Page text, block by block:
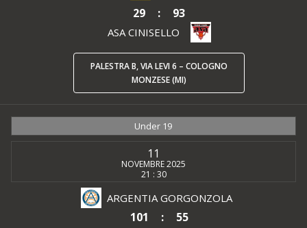
29 : 93
ASA CINISELLO
PALESTRA B, VIA LEVI 6 – COLOGNO
MONZESE (MI)
Under 19
11
NOVEMBRE 2025
21 : 30
ARGENTIA GORGONZOLA
101 : 55